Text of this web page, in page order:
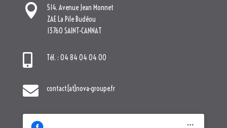
 contact[at]nova-groupe.fr
Cliquez pour accepter les cookies